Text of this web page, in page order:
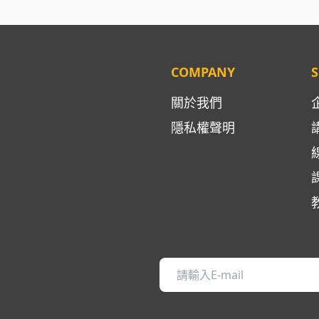
COMPANY
關於我們
隱私權聲明